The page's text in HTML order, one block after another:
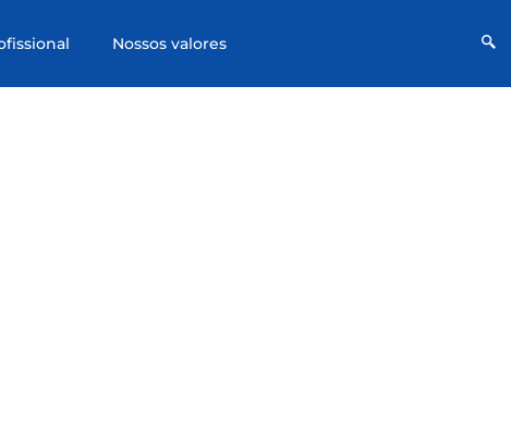
Profissional Nossos valores